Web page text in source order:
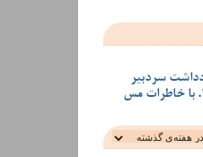
سردبیر